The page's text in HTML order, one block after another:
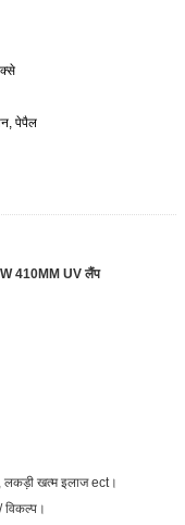
पेपैल
410MM UV लैंप
लकड़ी खत्म इलाज ect।
विकल्प।